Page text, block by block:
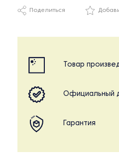
Поделиться
Товар
Официальный
Гарантия